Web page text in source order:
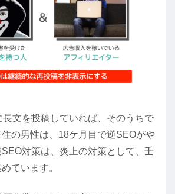
文を投稿していれば、そのうちで
の男性は、18ケ月目で逆SEOがや
対策は、炎上の対策として、壬
ています。